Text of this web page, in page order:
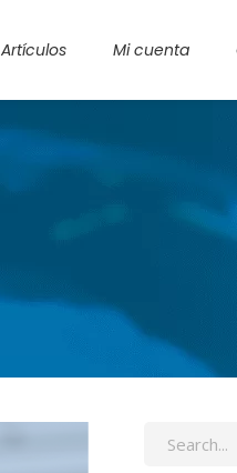
Artículos Mi cuenta